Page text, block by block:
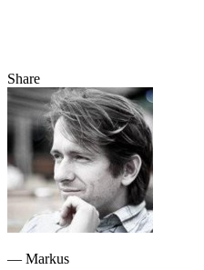
Share
— Markus